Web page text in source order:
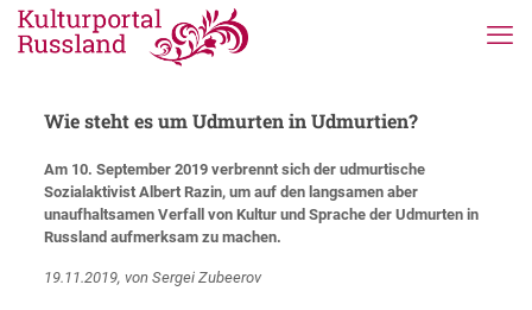
Wie steht es um Udmurten in Udmurtien?
Am 10. September 2019 verbrennt sich der udmurtische
Sozialaktivist Albert Razin, um auf den langsamen aber
unaufhaltsamen Verfall von Kultur und Sprache der Udmurten in
Russland aufmerksam zu machen.
19.11.2019, von Sergei Zubeerov